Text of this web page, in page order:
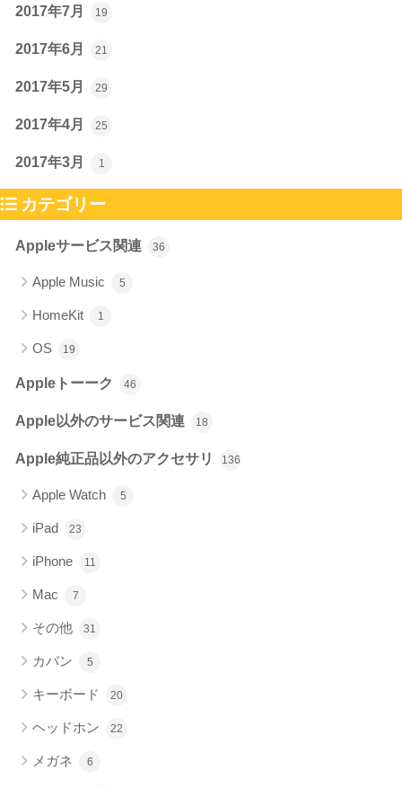
2017年7月 19
2017年6月 21
2017年5月 29
2017年4月 25
2017年3月 1
カテゴリー
Appleサービス関連 36
Apple Music 5
HomeKit 1
OS 19
Appleトーーク 46
Apple以外のサービス関連 18
Apple純正品以外のアクセサリ 136
Apple Watch 5
iPad 23
iPhone 11
Mac 7
その他 31
カバン 5
キーボード 20
ヘッドホン 22
メガネ 6